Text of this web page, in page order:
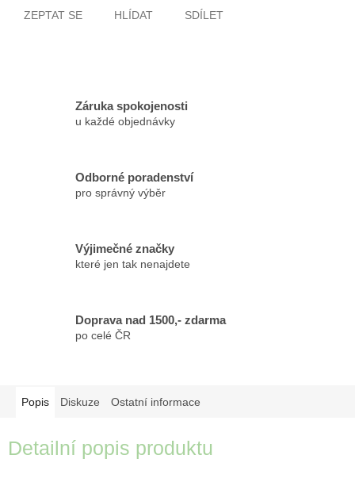
ZEPTAT SE HLÍDAT SDÍLET
Záruka spokojenosti
u každé objednávky
Odborné poradenství
pro správný výběr
Výjimečné značky
které jen tak nenajdete
Doprava nad 1500,- zdarma
po celé ČR
Popis Diskuze Ostatní informace
Detailní popis produktu